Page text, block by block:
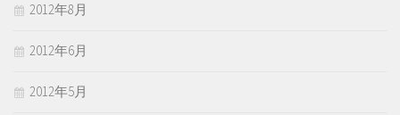
2012年8月
2012年6月
2012年5月